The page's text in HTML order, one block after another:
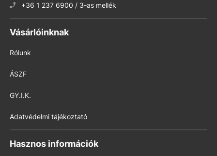
+36 1 237 6900 / 3-as mellék
Vásárlóinknak
Rólunk
ÁSZF
GY.I.K.
Adatvédelmi tájékoztató
Hasznos információk